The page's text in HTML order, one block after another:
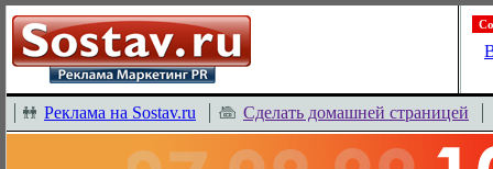
Реклама на Sostav.ru Сделать домашней страницей